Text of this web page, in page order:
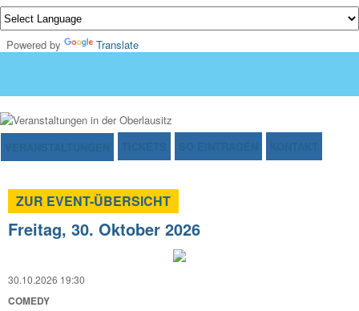
Powered by Translate
VERANSTALTUNGEN TICKETS SO EINTRAGEN KONTAKT
ZUR EVENT-ÜBERSICHT
Freitag, 30. Oktober 2026
30.10.2026 19:30
COMEDY